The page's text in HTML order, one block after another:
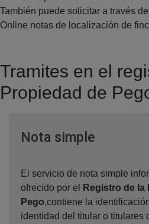
También puede solicitar a través
Online notas de localización de
Tramites en el
Propiedad de
Nota simpleVentana
El servicio de nota simple
ofrecido por el
Registro de la
Pego,contiene la
identidad del titular o titulares